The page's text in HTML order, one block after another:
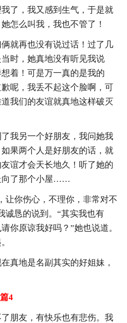
了，我又感到生气，于是就
怎么叫我，我也不管了！
就再也没有说过话！过了几
时，她真地没有听见我说
着！可是万一真的是我的
呢，我丢不起这个脸啊，可
我们的友谊就真地这样破灭
我另一个好朋友，我问她我
果两个人是好朋友的话，就
谊才会天长地久！听了她的
向了那个小屋……
让你伤心，不理你，非常对不
诚恳的说到。“其实我也有
你原谅我好吗？”她也说道。
真地是名副其实的好姐妹，
4
朋友，有快乐也有悲伤。我